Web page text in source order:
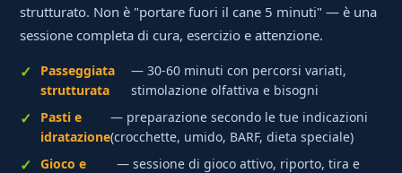
strutturato. Non è "portare fuori il cane 5 minuti" — è una
sessione completa di cura, esercizio e attenzione.
Passeggiata
strutturata
— 30-60 minuti con percorsi variati,
stimolazione olfattiva e bisogni
Pasti e
idratazione
— preparazione secondo le tue indicazioni
(crocchette, umido, BARF, dieta speciale)
Gioco e
— sessione di gioco attivo, riporto, tira e